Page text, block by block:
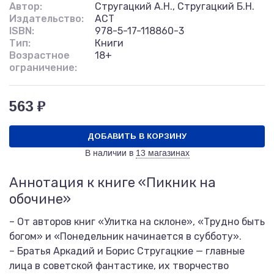
Автор:
Стругацкий А.Н., Стругацкий Б.Н.
Издательство:
АСТ
ISBN:
978-5-17-118860-3
Тип:
Книги
Возрастное
ограничение:
18+
563 ₽
ДОБАВИТЬ В КОРЗИНУ
В наличии в 13 магазинах
Аннотация к книге «Пикник на
обочине»
– От авторов книг «Улитка на склоне», «Трудно быть
богом» и «Понедельник начинается в субботу».
– Братья Аркадий и Борис Стругацкие — главные
лица в советской фантастике, их творчество